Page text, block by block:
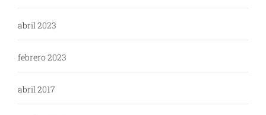
abril 2023
febrero 2023
abril 2017